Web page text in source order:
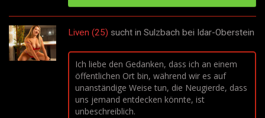
Liven (25) sucht in Sulzbach bei Idar-Oberstein
Ich liebe den Gedanken, dass ich an einem
öffentlichen Ort bin, während wir es auf
unanständige Weise tun, die Neugierde, dass
uns jemand entdecken könnte, ist
unbeschreiblich.